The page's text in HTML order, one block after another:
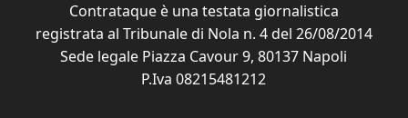
Contrataque è una testata giornalistica
registrata al Tribunale di Nola n. 4 del 26/08/2014
Sede legale Piazza Cavour 9, 80137 Napoli
P.Iva 08215481212